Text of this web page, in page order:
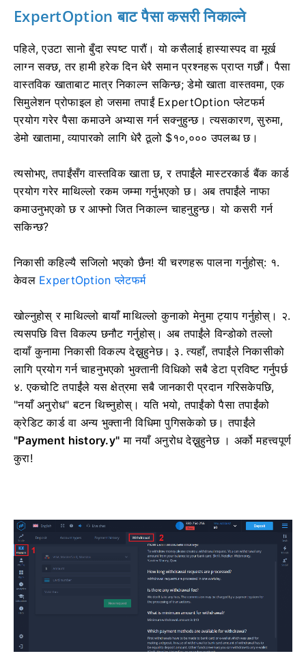
ExpertOption बाट पैसा कसरी निकाल्ने
पहिले, एउटा सानो बुँदा स्पष्ट पारौं। यो कसैलाई हास्यास्पद वा मूर्ख
लाग्न सक्छ, तर हामी हरेक दिन धेरै समान प्रश्नहरू प्राप्त गर्छौं। पैसा
वास्तविक खाताबाट मात्र निकाल्न सकिन्छ; डेमो खाता वास्तवमा, एक
सिमुलेशन प्रोफाइल हो जसमा तपाईं ExpertOption प्लेटफर्म
प्रयोग गरेर पैसा कमाउने अभ्यास गर्न सक्नुहुन्छ। त्यसकारण, सुरुमा,
डेमो खातामा, व्यापारको लागि धेरै ठूलो $१०,००० उपलब्ध छ।
त्यसोभए, तपाईंसँग वास्तविक खाता छ, र तपाईंले मास्टरकार्ड बैंक कार्ड
प्रयोग गरेर माथिल्लो रकम जम्मा गर्नुभएको छ। अब तपाईंले नाफा
कमाउनुभएको छ र आफ्नो जित निकाल्न चाहनुहुन्छ। यो कसरी गर्न
सकिन्छ?
निकासी कहिल्यै सजिलो भएको छैन! यी चरणहरू पालना गर्नुहोस्: १.
केवल ExpertOption प्लेटफर्म
खोल्नुहोस्र माथिल्लो बायाँ माथिल्लो कुनाको मेनुमा ट्याप गर्नुहोस्। २.
त्यसपछि वित्त विकल्प छनौट गर्नुहोस्। अब तपाईंले विन्डोको तल्लो
दायाँ कुनामा निकासी विकल्प देख्नुहुनेछ। ३. त्यहाँ, तपाईंले निकासीको
लागि प्रयोग गर्न चाहनुभएको भुक्तानी विधिको सबै डेटा प्रविष्ट गर्नुपर्छ
४. एकचोटि तपाईंले यस क्षेत्रमा सबै जानकारी प्रदान गरिसकेपछि,
"नयाँ अनुरोध" बटन थिच्नुहोस्।यति भयो, तपाईंको पैसा तपाईंको
क्रेडिट कार्ड वा अन्य भुक्तानी विधिमा पुगिसकेको छ। तपाईंले
"Payment history.y" मा नयाँ अनुरोध देख्नुहुनेछ । अर्को महत्त्वपूर्ण
कुरा!